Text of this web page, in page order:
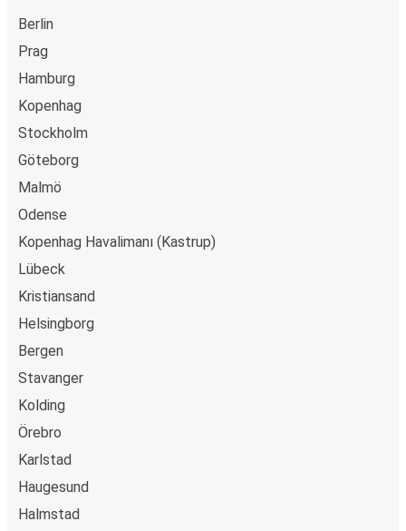
Berlin
Prag
Hamburg
Kopenhag
Stockholm
Göteborg
Malmö
Odense
Kopenhag Havalimanı (Kastrup)
Lübeck
Kristiansand
Helsingborg
Bergen
Stavanger
Kolding
Örebro
Karlstad
Haugesund
Halmstad